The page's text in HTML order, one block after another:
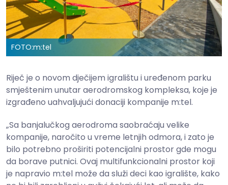
FOTO:m:tel
Riječ je o novom dječijem igralištu i uređenom parku
smještenim unutar aerodromskog kompleksa, koje je
izgrađeno uahvaljujući donaciji kompanije m:tel.
„Sa banjalučkog aerodroma saobraćaju velike
kompanije, naročito u vreme letnjih odmora, i zato je
bilo potrebno proširiti potencijalni prostor gde mogu
da borave putnici. Ovaj multifunkcionalni prostor koji
je napravio m:tel može da služi deci kao igralište, kako